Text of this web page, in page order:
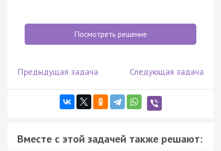
Посмотреть решение
Предыдущая задача Следующая задача
Вместе с этой задачей также решают: